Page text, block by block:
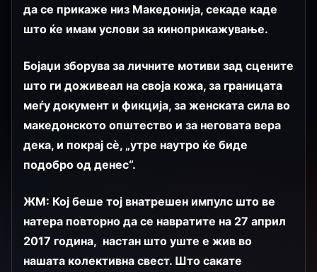
да се прикаже низ Македонија, секаде каде
што ќе имам услови за киноприкажување.
Бојаџи зборува за личните мотиви зад сцените
што ги доживеал на своја кожа, за границата
меѓу документ и фикција, за женската сила во
македонското општество и за неговата вера
дека, и покрај сè, „утре наутро ќе биде
подобро од денес“.
ЖМ: Кој беше тој внатрешен импулс што ве
натера повторно да се навратите на 27 април
2017 година, настан што уште е жив во
нашата колективна свест. Што сакате